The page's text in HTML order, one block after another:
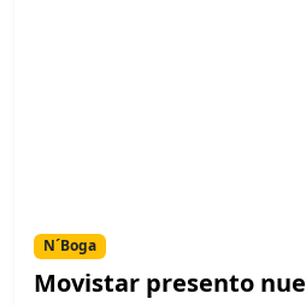
N´Boga
Movistar presento